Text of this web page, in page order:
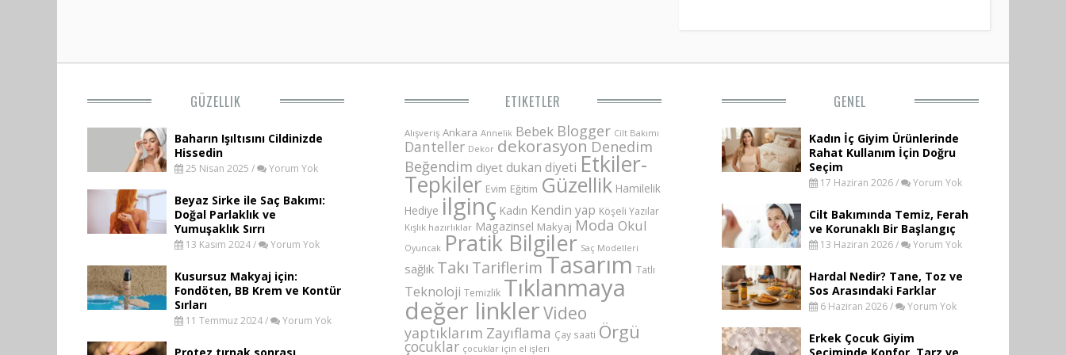
GÜZELLIK
Baharın Işıltısını Cildinizde
Hissedin
25 Nisan 2025 / Yorum Yok
Beyaz Sirke ile Saç Bakımı:
Doğal Parlaklık ve
Yumuşaklık Sırrı
13 Kasım 2024 / Yorum Yok
Kusursuz Makyaj için:
Fondöten, BB Krem ve Kontür
Sırları
11 Temmuz 2024 / Yorum Yok
ETIKETLER
Alışveriş Ankara Annelik Bebek Blogger Cilt Bakımı
Danteller Dekor dekorasyon Denedim
Beğendim diyet dukan diyeti Etkiler-
Tepkiler Evim Eğitim Güzellik Hamilelik
Hediye ilginç Kadın Kendin yap Köşeli Yazılar
Kışlık hazırlıklar Magazinsel Makyaj Moda Okul
Oyuncak Pratik Bilgiler Saç Modelleri
sağlık Takı Tariflerim Tasarım Tatlı
Teknoloji Temizlik Tıklanmaya
değer linklerVideo
yaptıklarım Zayıflama Çay saati Örgü
çocuklar çocuklar için el işleri
GENEL
Kadın İç Giyim Ürünlerinde
Rahat Kullanım İçin Doğru
Seçim
17 Haziran 2026 / Yorum Yok
Cilt Bakımında Temiz, Ferah
ve Korunaklı Bir Başlangıç
13 Haziran 2026 / Yorum Yok
Hardal Nedir? Tane, Toz ve
Sos Arasındaki Farklar
6 Haziran 2026 / Yorum Yok
Erkek Çocuk Giyim